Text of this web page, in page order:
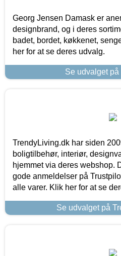
Georg Jensen Damask er
designbrand, og i deres
badet, bordet, køkkenet,
her for at se deres udvalg.
Se udvalget
TrendyLiving.dk har siden
boligtilbehør, interiør,
hjemmet via deres webshop.
gode anmeldelser på
alle varer. Klik her for at se
Se udvalget på